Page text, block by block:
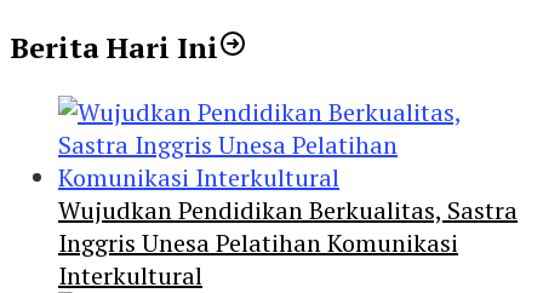
Berita Hari Ini
Wujudkan Pendidikan Berkualitas, Sastra
Inggris Unesa Pelatihan Komunikasi
Interkultural